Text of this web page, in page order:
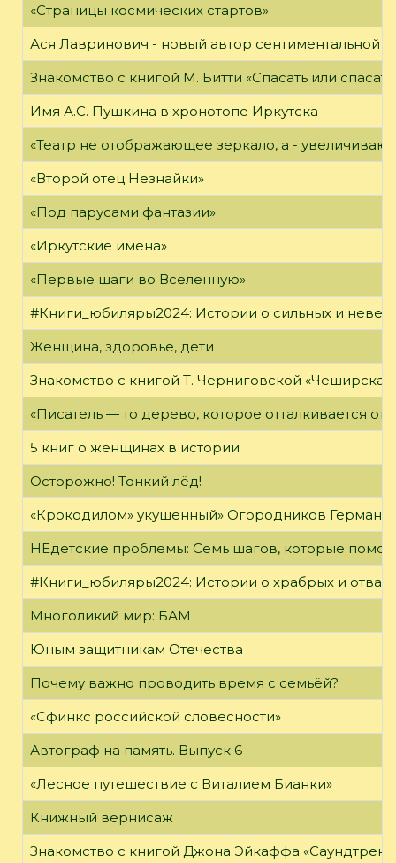
«Страницы космических стартов»
Ася Лавринович - новый автор сентиментальной
Знакомство с книгой М. Битти «Спасать или
Имя А.С. Пушкина в хронотопе Иркутска
«Театр не отображающее зеркало, а -
«Второй отец Незнайки»
«Под парусами фантазии»
«Иркутские имена»
«Первые шаги во Вселенную»
#Книги_юбиляры2024: Истории о сильных и
Женщина, здоровье, дети
Знакомство с книгой Т. Черниговской
«Писатель — то дерево, которое отталкивается от
5 книг о женщинах в истории
Осторожно! Тонкий лёд!
«Крокодилом» укушенный» Огородников Герман
НЕдетские проблемы: Семь шагов, которые
#Книги_юбиляры2024: Истории о храбрых и
Многоликий мир: БАМ
Юным защитникам Отечества
Почему важно проводить время с семьёй?
«Сфинкс российской словесности»
Автограф на память. Выпуск 6
«Лесное путешествие с Виталием Бианки»
Книжный вернисаж
Знакомство с книгой Джона Эйкаффа «Саундтреки